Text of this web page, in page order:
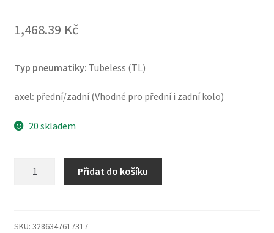
1,468.39 Kč
Typ pneumatiky: Tubeless (TL)
axel: přední/zadní (Vhodné pro přední i zadní kolo)
20 skladem
-
Přidat do košíku
SKU: 3286347617317